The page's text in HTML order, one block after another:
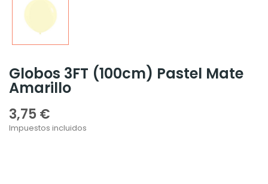
Globos 3FT (100cm) Pastel Mate
Amarillo
3,75 €
Impuestos incluidos